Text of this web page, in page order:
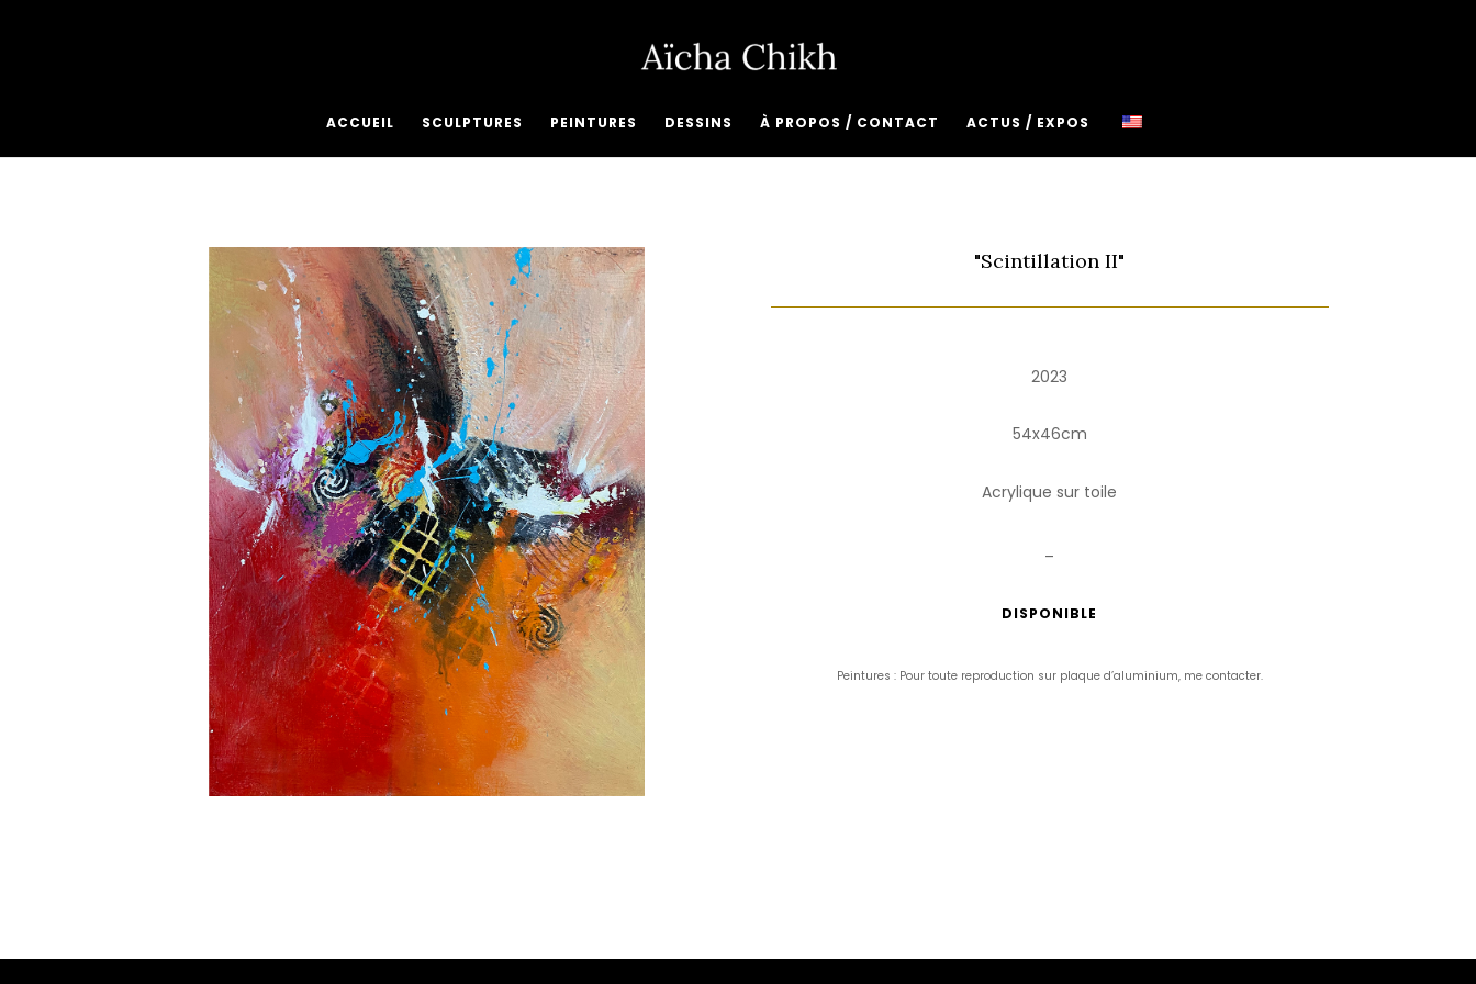
ACCUEIL SCULPTURES PEINTURES DESSINS À PROPOS / CONTACT ACTUS / EXPOS
"Scintillation II"
2023
54x46cm
Acrylique sur toile
DISPONIBLE
Peintures : Pour toute reproduction sur plaque d’aluminium, me contacter.